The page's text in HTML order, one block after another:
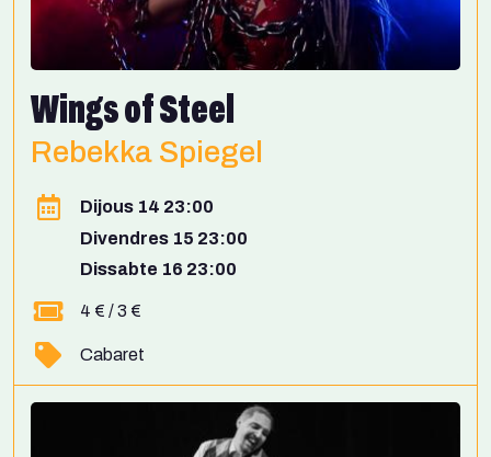
Wings of Steel
Rebekka Spiegel
Dijous 14 23:00
Divendres 15 23:00
Dissabte 16 23:00
4 € / 3 €
Cabaret